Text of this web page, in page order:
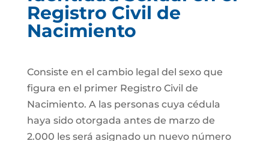
Registro Civil de
Nacimiento
Consiste en el cambio legal del sexo que
figura en el primer Registro Civil de
Nacimiento. A las personas cuya cédula
haya sido otorgada antes de marzo de
2.000 les será asignado un nuevo número